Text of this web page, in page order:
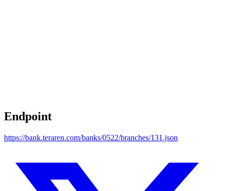
Endpoint
https://bank.teraren.com/banks/0522/branches/131.json